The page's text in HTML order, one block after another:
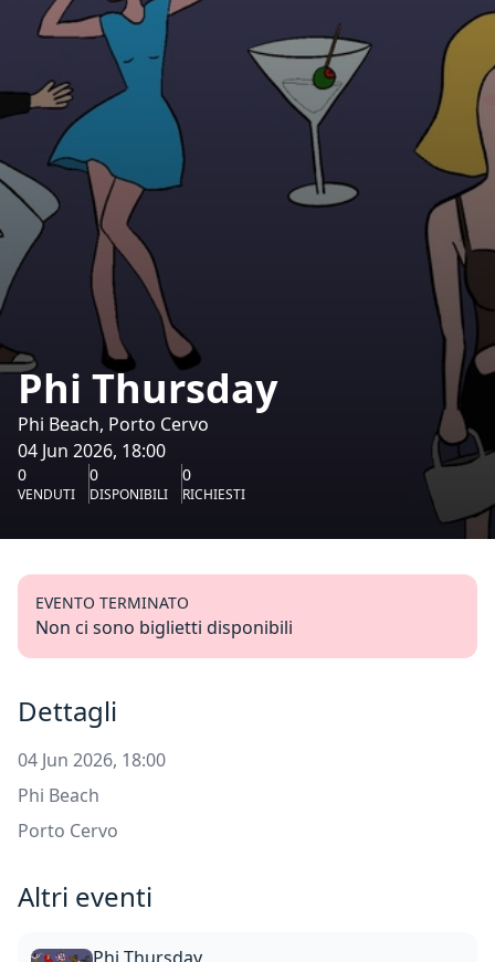
Phi Thursday
Phi Beach, Porto Cervo
04 Jun 2026, 18:00
0
VENDUTI
0
DISPONIBILI
0
RICHIESTI
EVENTO TERMINATO
Non ci sono biglietti disponibili
Dettagli
04 Jun 2026, 18:00
Phi Beach
Porto Cervo
Altri eventi